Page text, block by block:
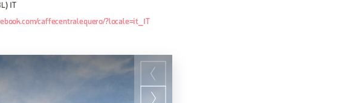
IT
caffecentralequero/?locale=it_IT